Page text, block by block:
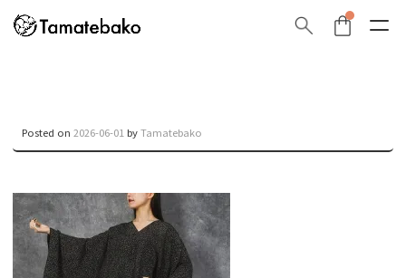
Posted on 2026-06-01 byTamatebako